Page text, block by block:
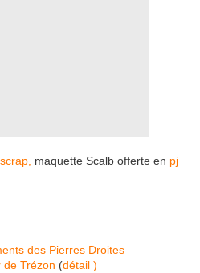
maquette Scalb offerte en pj
des Pierres Droites
de Trézon (détail )